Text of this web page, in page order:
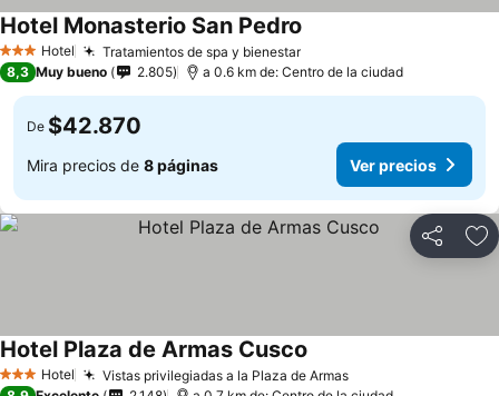
3 Estrellas
Hotel Tratamientos de spa y bienestar
Hotel Monasterio San Pedro
8,3 Muy bueno 2.805 a 0.6 km de: Centro de la ciudad
De $42.870
Mira precios de 8 páginas Ver precios
Compartir
3 Estrellas
Hotel Vistas privilegiadas a la Plaza de Armas
Hotel Plaza de Armas Cusco